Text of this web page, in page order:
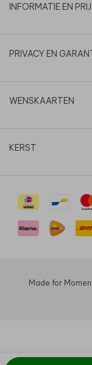
INFORMATIE EN
PRIVACY EN
WENSKAARTEN
KERST
Made for